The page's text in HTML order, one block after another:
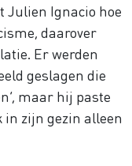
Julien Ignacio hoe
daarover
Er werden
geslagen die
maar hij paste
in zijn gezin alleen